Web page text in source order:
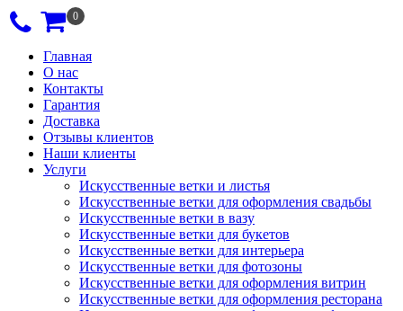
0
Главная
О нас
Контакты
Гарантия
Доставка
Отзывы клиентов
Наши клиенты
Услуги
Искусственные ветки и листья
Искусственные ветки для оформления свадьбы
Искусственные ветки в вазу
Искусственные ветки для букетов
Искусственные ветки для интерьера
Искусственные ветки для фотозоны
Искусственные ветки для оформления витрин
Искусственные ветки для оформления ресторана